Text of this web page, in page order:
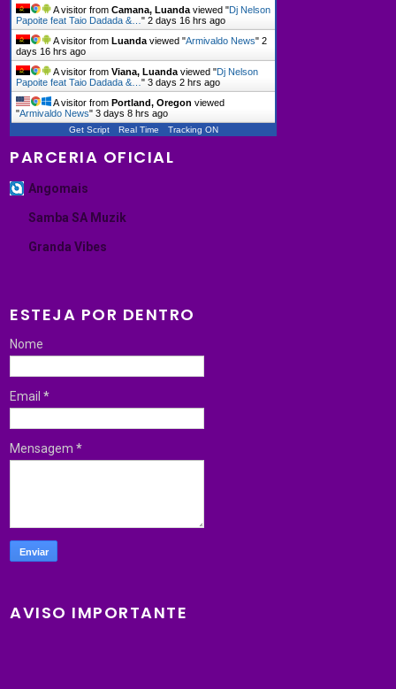
A visitor fromCamana, Luanda viewed "Dj Nelson
Papoite feat Taio Dadada &…"2 days 16 hrs ago
A visitor from Luanda viewed "Armivaldo News"2
days 16 hrs ago
A visitor fromViana, Luanda viewed "Dj Nelson
Papoite feat Taio Dadada &…"3 days 2 hrs ago
A visitor from Portland, Oregon viewed
"Armivaldo News"3 days 8 hrs ago
Get Script Real Time Tracking ON
PARCERIA OFICIAL
Angomais
Samba SA Muzik
Granda Vibes
ESTEJA POR DENTRO
Nome
Email*
Mensagem*
AVISO IMPORTANTE